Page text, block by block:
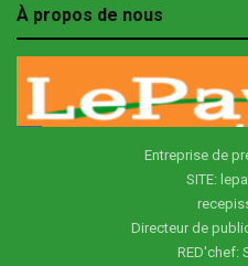
À propos de nous
Entreprise de
SITE:
Directeur de
RED'chef: